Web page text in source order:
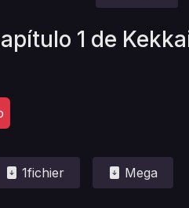
1 de
1fichier Mega